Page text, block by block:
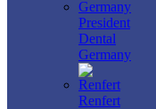
President
Dental
Germany
Renfert